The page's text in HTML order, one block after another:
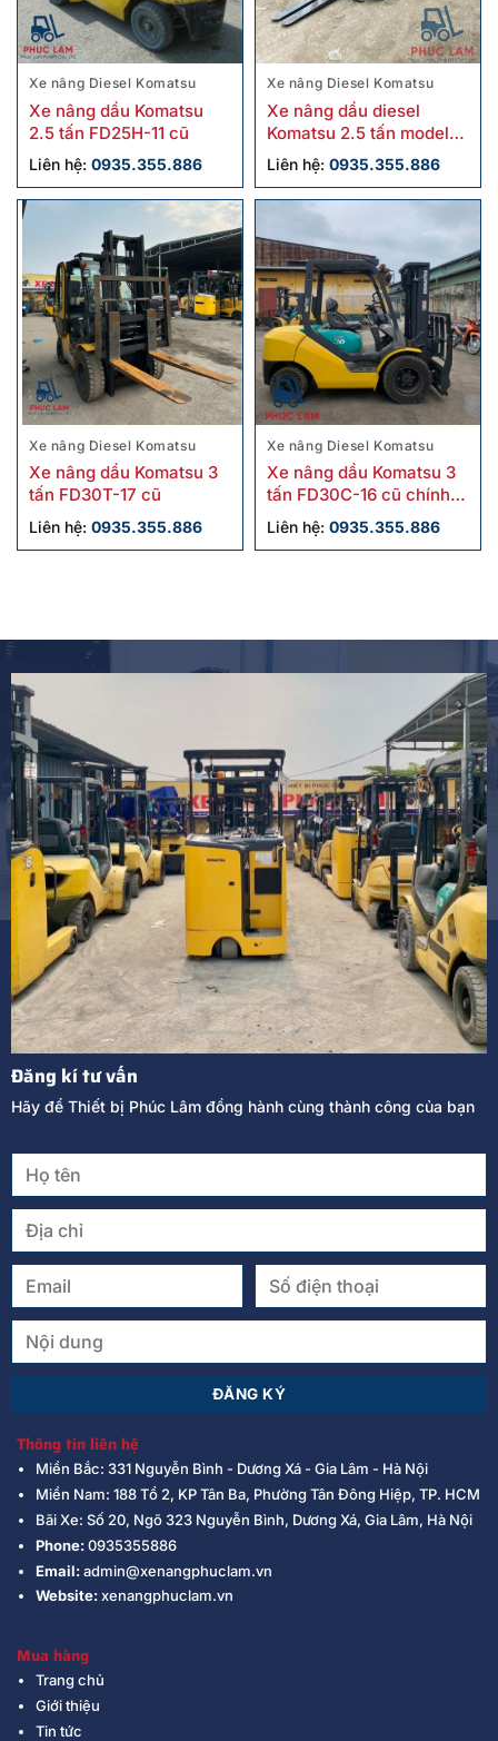
Xe nâng Diesel Komatsu
Xe nâng dầu Komatsu
2.5 tấn FD25H-11 cũ
Liên hệ: 0935.355.886
Xe nâng Diesel Komatsu
Xe nâng dầu diesel
Komatsu 2.5 tấn model
FD25W-16 cũ
Liên hệ: 0935.355.886
Xe nâng Diesel Komatsu
Xe nâng dầu Komatsu 3
tấn FD30T-17 cũ
Liên hệ: 0935.355.886
Xe nâng Diesel Komatsu
Xe nâng dầu Komatsu 3
tấn FD30C-16 cũ chính
hãng
Liên hệ: 0935.355.886
Đăng kí tư vấn
Hãy để Thiết bị Phúc Lâm đồng hành cùng thành công của bạn
Thông tin liên hệ
Miền Bắc: 331 Nguyễn Bình - Dương Xá - Gia Lâm - Hà Nội
Miền Nam: 188 Tổ 2, KP Tân Ba, Phường Tân Đông Hiệp, TP. HCM
Bãi Xe: Số 20, Ngõ 323 Nguyễn Bình, Dương Xá, Gia Lâm, Hà Nội
Phone:0935355886
Email:admin@xenangphuclam.vn
Website:xenangphuclam.vn
Mua hàng
Trang chủ
Giới thiệu
Tin tức